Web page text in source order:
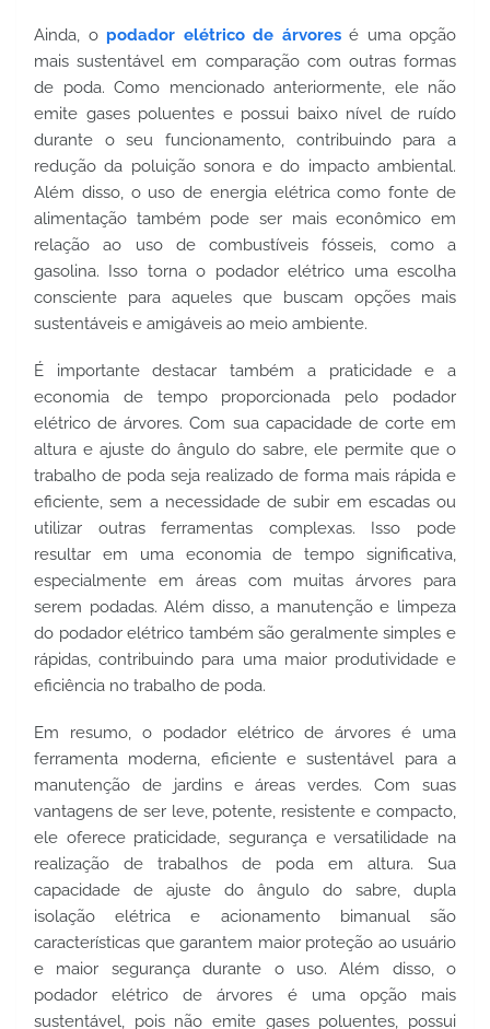
Ainda, o podador elétrico de árvores é uma opção
mais sustentável em comparação com outras formas
de poda. Como mencionado anteriormente, ele não
emite gases poluentes e possui baixo nível de ruído
durante o seu funcionamento, contribuindo para a
redução da poluição sonora e do impacto ambiental.
Além disso, o uso de energia elétrica como fonte de
alimentação também pode ser mais econômico em
relação ao uso de combustíveis fósseis, como a
gasolina. Isso torna o podador elétrico uma escolha
consciente para aqueles que buscam opções mais
sustentáveis e amigáveis ao meio ambiente.
É importante destacar também a praticidade e a
economia de tempo proporcionada pelo podador
elétrico de árvores. Com sua capacidade de corte em
altura e ajuste do ângulo do sabre, ele permite que o
trabalho de poda seja realizado de forma mais rápida e
eficiente, sem a necessidade de subir em escadas ou
utilizar outras ferramentas complexas. Isso pode
resultar em uma economia de tempo significativa,
especialmente em áreas com muitas árvores para
serem podadas. Além disso, a manutenção e limpeza
do podador elétrico também são geralmente simples e
rápidas, contribuindo para uma maior produtividade e
eficiência no trabalho de poda.
Em resumo, o podador elétrico de árvores é uma
ferramenta moderna, eficiente e sustentável para a
manutenção de jardins e áreas verdes. Com suas
vantagens de ser leve, potente, resistente e compacto,
ele oferece praticidade, segurança e versatilidade na
realização de trabalhos de poda em altura. Sua
capacidade de ajuste do ângulo do sabre, dupla
isolação elétrica e acionamento bimanual são
características que garantem maior proteção ao usuário
e maior segurança durante o uso. Além disso, o
podador elétrico de árvores é uma opção mais
sustentável, pois não emite gases poluentes, possui